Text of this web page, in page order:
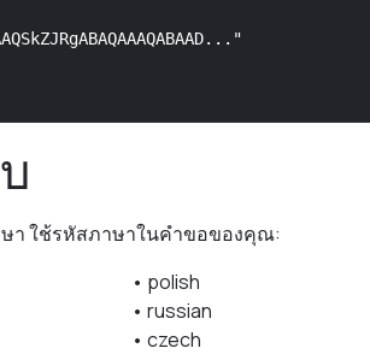
ษา ใช้รหัสภาษาในคำขอของคุณ:
• polish
• russian
• czech